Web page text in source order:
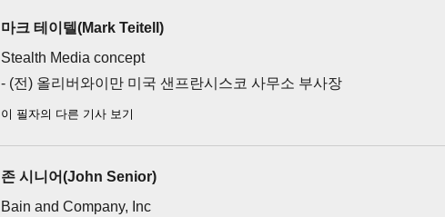
마크 테이텔(Mark Teitell)
Stealth Media concept
- (전) 올리버와이만 미국 샌프란시스코 사무소 부사장
이 필자의 다른 기사 보기
존 시니어(John Senior)
Bain and Company, Inc